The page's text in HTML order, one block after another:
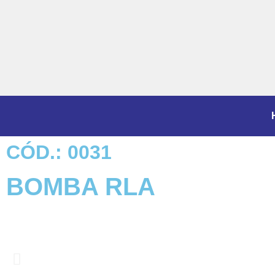
CÓD.: 0031
BOMBA RLA